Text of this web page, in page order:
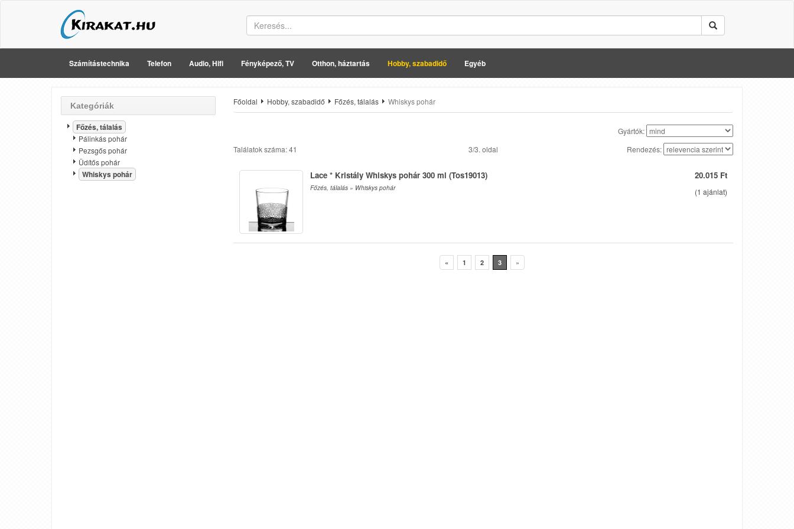
Számítástechnika Telefon Audio, Hifi Fényképező, TV Otthon, háztartás Hobby, szabadidő Egyéb
Kategóriák
Főzés, tálalás
Pálinkás pohár
Pezsgős pohár
Üdítős pohár
Whiskys pohár
Főoldal Hobby, szabadidő Főzés, tálalás Whiskys pohár
Gyártók:
Találatok száma: 41
3/3. oldal Rendezés:
20.015 Ft
(1 ajánlat)
Lace * Kristály Whiskys pohár 300 ml (Tos19013)
Főzés, tálalás » Whiskys pohár
« 1 2 3 »